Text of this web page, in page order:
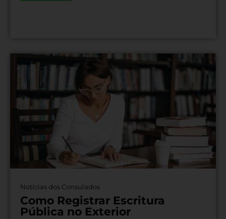
Notícias dos Consulados
Como Registrar Escritura
Pública no Exterior